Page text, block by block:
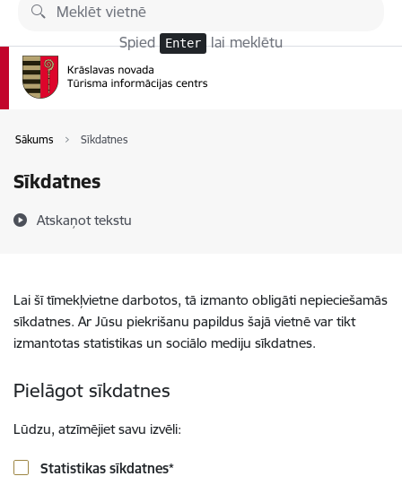
Pāriet uz lapas saturu
Spied Enter lai meklētu
Sākums Sīkdatnes
Sīkdatnes
Atskaņot tekstu
Lai šī tīmekļvietne darbotos, tā izmanto obligāti nepieciešamās
sīkdatnes. Ar Jūsu piekrišanu papildus šajā vietnē var tikt
izmantotas statistikas un sociālo mediju sīkdatnes.
Pielāgot sīkdatnes
Lūdzu, atzīmējiet savu izvēli:
Statistikas sīkdatnes*